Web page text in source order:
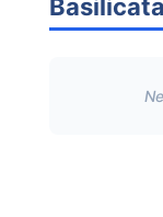
Basilicata